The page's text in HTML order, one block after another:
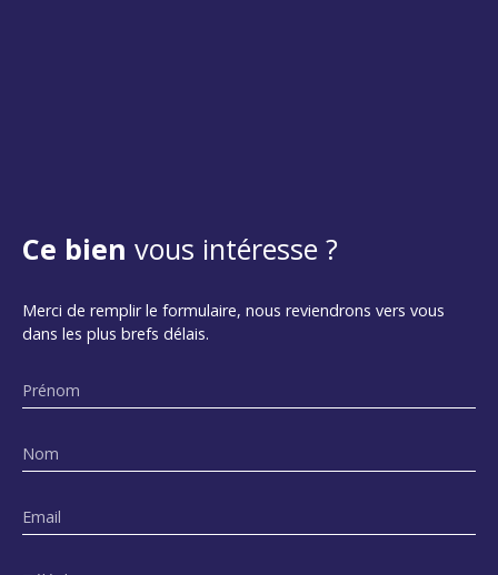
Ce bien vous intéresse ?
Merci de remplir le formulaire, nous reviendrons vers vous
dans les plus brefs délais.
Prénom
Nom
Email